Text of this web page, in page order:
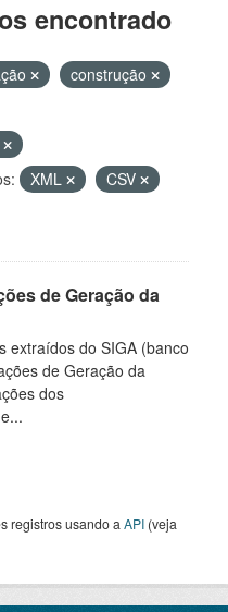
encontrado
construção
XML
CSV
de Geração da
extraídos do SIGA (banco
de Geração da
dos
registros usando a API (veja